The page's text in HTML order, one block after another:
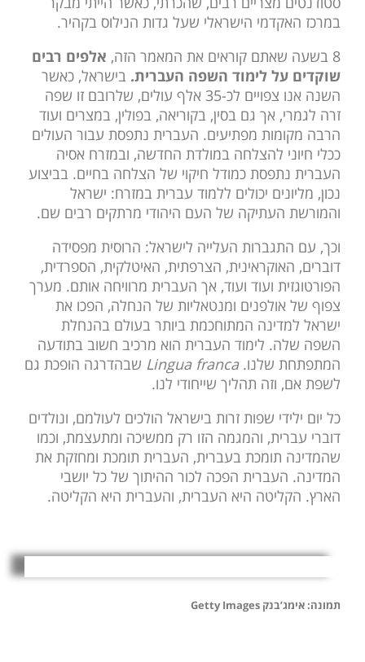
במרכז האקדמי הישראלי שעל גדות הנילוס בקהיר.
8 בשעה שאתם קוראים את המאמר הזה,
אלפים רבים
שוקדים על לימוד השפה העברית. בישראל, כאשר
השנה אנו צפויים לכ-35 אלף עולים, שלרובם זו שפה
זרה לגמרי, אך גם בסין, בקוריאה, בפולין, במצרים ועוד
הרבה מקומות מפתיעים. העברית נתפסת עבור העולים
ככלי חיוני להצלחה במולדת החדשה, ובמזרח אסיה
העברית נתפסת כמודל חיקוי של הצלחה בחיים. בביצוע
נכון, מליונים יכולים ללמוד עברית במזרח: ישראל
והמורשת העתיקה של העם היהודי מרתקים רבים שם.
וכך, עם התגברות העלייה לישראל: הרוסית מפסידה
דוברים, האוקראינית, הצרפתית, האיטלקית, הספרדית,
הפורטוגזית ועוד ועוד, אך העברית מרוויחה אותם. מערך
צפוף של אולפנים ומנטאליות של הנחלה, הפכו את
ישראל למדינה המתוחכמת ביותר בעולם בהנחלת
השפה שלה. לימוד העברית הוא מרכיב חשוב בתודעה
המתפתחת שלנו.Lingua franca שבהדרגה הופכת גם
לשפת אם, וזה תהליך שייחודי לנו.
כל יום ילידי שפות זרות בישראל הולכים לעולמם, ונולדים
דוברי עברית, והמגמה הזו רק ממשיכה ומתעצמת, וכמו
שהמדינה תומכת בעברית, העברית תומכת ומחזקת את
המדינה. העברית הפכה לכור ההיתוך של כל יושבי
הארץ. הקליטה היא העברית, והעברית היא הקליטה.
תמונה: אימג’בנק Getty Images